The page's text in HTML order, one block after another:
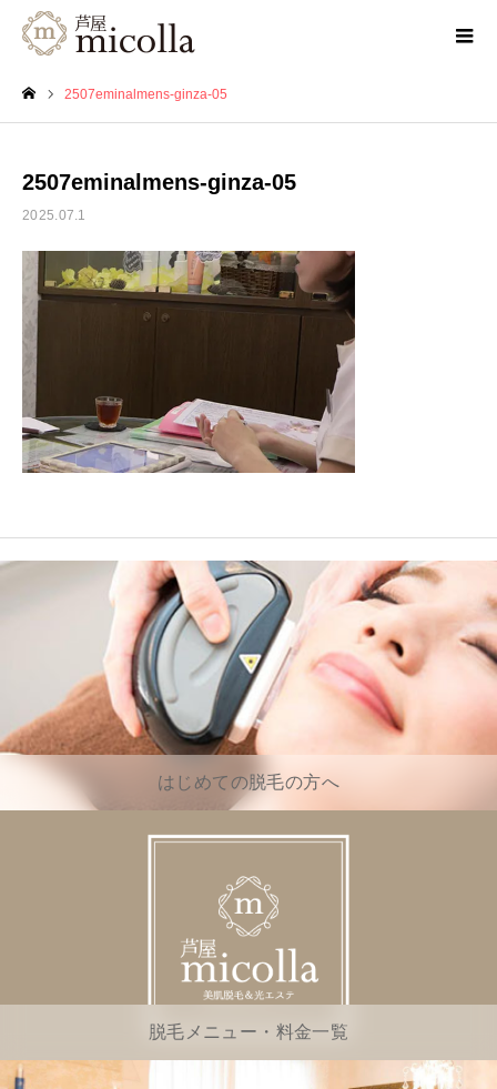
2507eminalmens-ginza-05
2507eminalmens-ginza-05
2025.07.1
はじめての脱毛の方へ
脱毛メニュー・料金一覧